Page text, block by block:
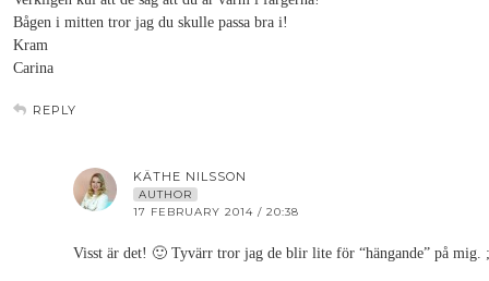
Bågen i mitten tror jag du skulle passa bra i!
Kram
Carina
REPLY
KÄTHE NILSSON
AUTHOR
17 FEBRUARY 2014 / 20:38
Visst är det! 🙂 Tyvärr tror jag de blir lite för “hängande” på mig.